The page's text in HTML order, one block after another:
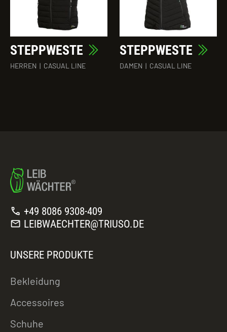
STEPPWESTE
HERREN | CASUAL LINE
STEPPWESTE
DAMEN | CASUAL LINE
call +49 8086 9308-409
mail LEIBWAECHTER@TRIUSO.DE
UNSERE PRODUKTE
Bekleidung
Accessoires
Schuhe